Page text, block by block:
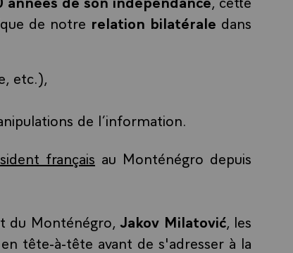
de notre relation bilatérale dans
etc.),
de l’information.
français au Monténégro depuis
du Monténégro,Jakov Milatović, les
tête-à-tête avant de s'adresser à la